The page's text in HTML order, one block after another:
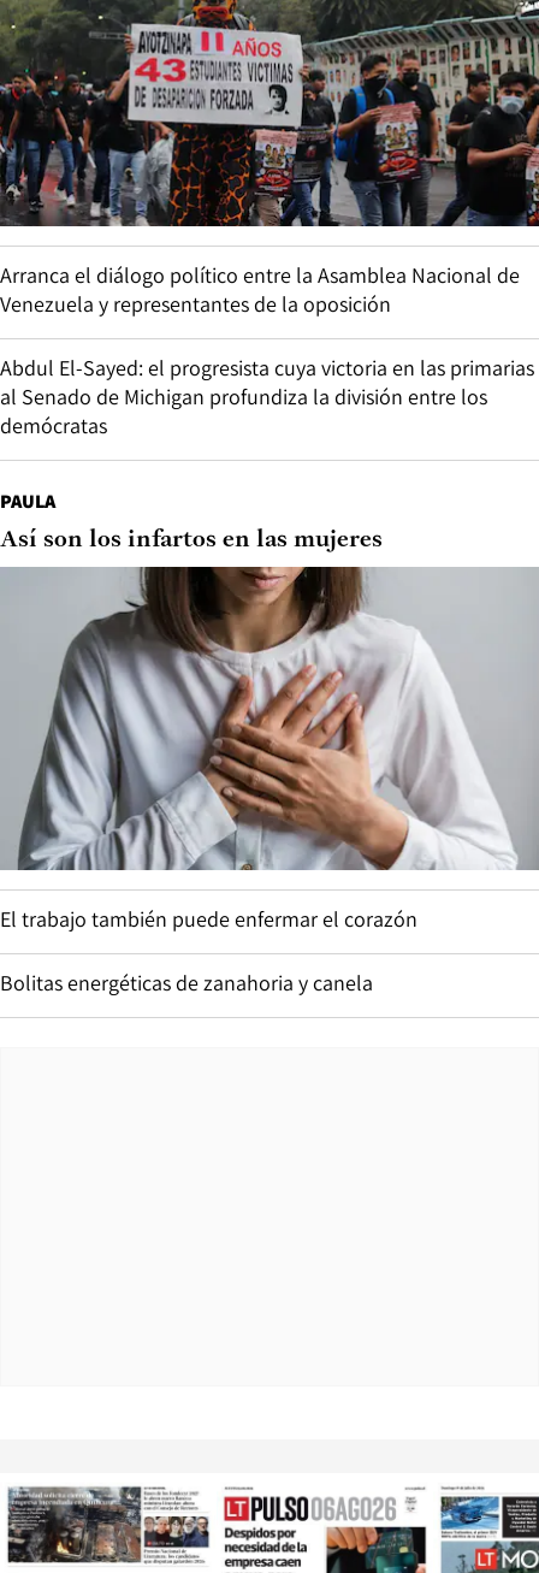
Arranca el diálogo político entre la Asamblea Nacional de
Venezuela y representantes de la oposición
Abdul El-Sayed: el progresista cuya victoria en las primarias
al Senado de Michigan profundiza la división entre los
demócratas
PAULA
Así son los infartos en las mujeres
El trabajo también puede enfermar el corazón
Bolitas energéticas de zanahoria y canela
Opens in new window Opens in